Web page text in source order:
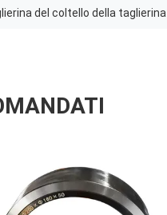
del coltello della taglierina